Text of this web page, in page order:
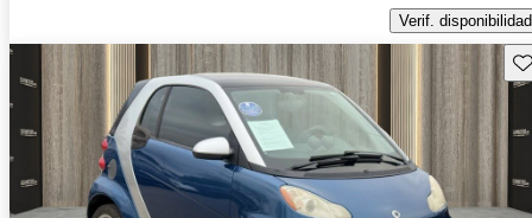
Verif. disponibilidad